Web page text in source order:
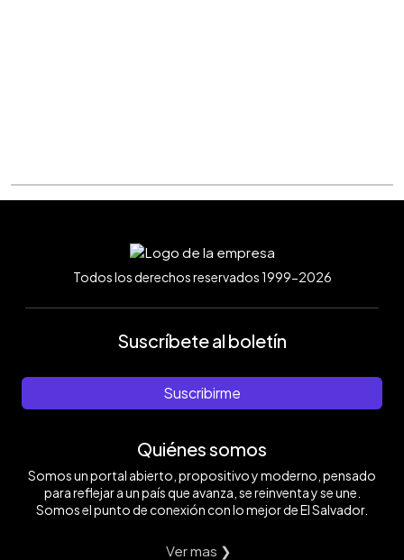
Todos los derechos reservados 1999-2026
Suscríbete al boletín
Suscribirme
Quiénes somos
Somos un portal abierto, propositivo y moderno, pensado
para reflejar a un país que avanza, se reinventa y se une.
Somos el punto de conexión con lo mejor de El Salvador.
Ver mas ❯